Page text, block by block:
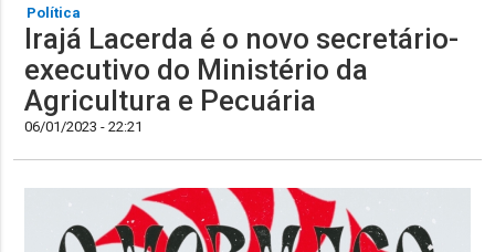
Política
Irajá Lacerda é o novo secretário-
executivo do Ministério da
Agricultura e Pecuária
06/01/2023 - 22:21